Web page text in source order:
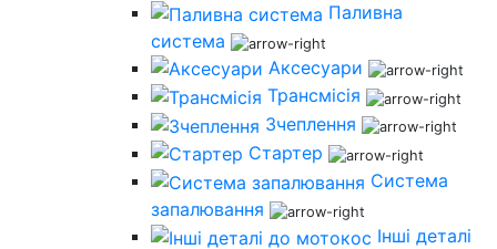
Паливна
система
Аксесуари
Трансмісія
Зчеплення
Стартер
Система
запалювання
Інші деталі